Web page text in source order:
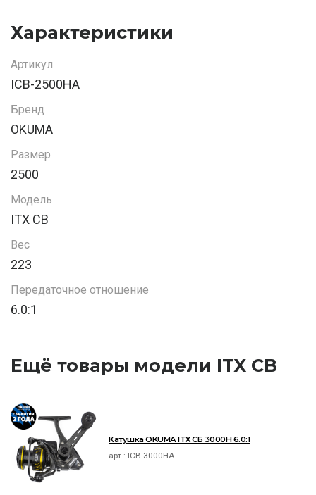
Характеристики
Артикул
ICB-2500HA
Бренд
OKUMA
Размер
2500
Модель
ITX CB
Вес
223
Передаточное отношение
6.0:1
Ещё товары модели ITX CB
Катушка OKUMA ITX СБ 3000H 6.0:1
арт.: ICB-3000HA